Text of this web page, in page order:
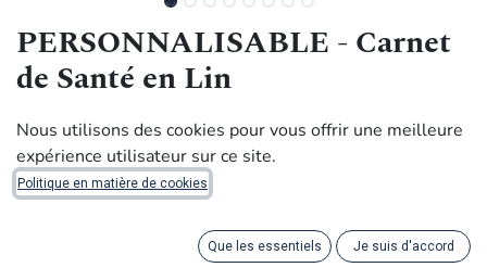
PERSONNALISABLE - Carnet
de Santé en Lin
75,00€
Handmade with dignity by artisans in DR Congo.
Personnalisez ce carnet de santé avec un nom brodé à la
main dans les couleurs de votre choix sur du lin belge.
Nous utilisons des cookies pour vous offrir une meilleure
expérience utilisateur sur ce site.
Politique en matière de cookies
Que les essentiels Je suis d'accord